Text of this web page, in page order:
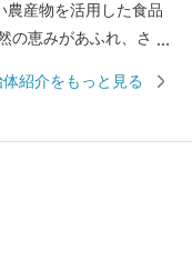
農産物を活用した食品
や姫」や「はえぬき」
体紹介をもっと見る